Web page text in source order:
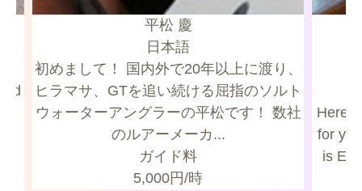
平松 慶
日本語
初めまして！ 国内外で20年以上に渡り、
ヒラマサ、GTを追い続ける屈指のソルト
ウォーターアングラーの平松です！ 数社
のルアーメーカ...
ガイド料
5,000円/時
for you
is